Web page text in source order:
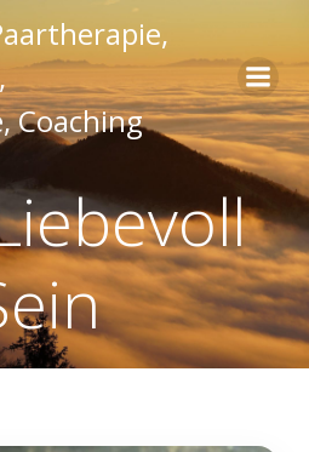
Coaching